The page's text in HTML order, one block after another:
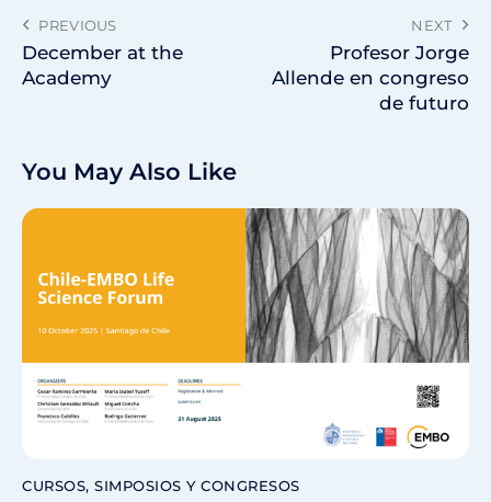
PREVIOUS
December at the
Academy
NEXT
Profesor Jorge
Allende en congreso
de futuro
You May Also Like
CURSOS, SIMPOSIOS Y CONGRESOS